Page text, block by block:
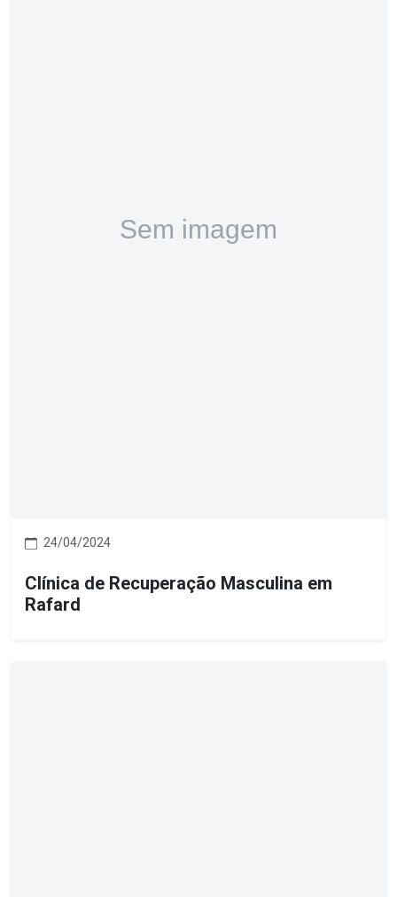
24/04/2024
Clínica de Recuperação Masculina em
Rafard